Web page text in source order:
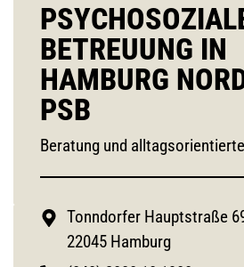
BETREUUNG IN
HAMBURG
PSB
Beratung und
Tonndorfer Hauptstraße
22045 Hamburg